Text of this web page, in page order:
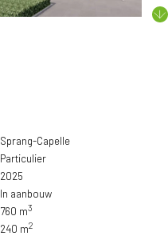
Sprang-Capelle
Particulier
2025
In aanbouw
760 m3
240 m2